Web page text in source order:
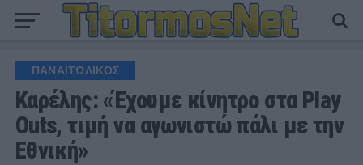
ΠΑΝΑΙΤΩΛΙΚΟΣ
Καρέλης: «Έχουμε κίνητρο στα Play
Outs, τιμή να αγωνιστώ πάλι με την
Εθνική»